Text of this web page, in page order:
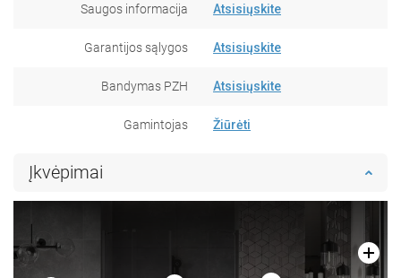
Saugos informacija Atsisiųskite
Garantijos sąlygos Atsisiųskite
Bandymas PZH Atsisiųskite
Gamintojas Žiūrėti
Įkvėpimai